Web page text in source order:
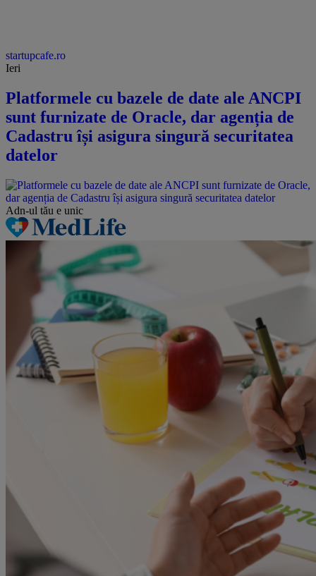
startupcafe.ro
Ieri
Platformele cu bazele de date ale ANCPI
sunt furnizate de Oracle, dar agenția de
Cadastru își asigura singură securitatea
datelor
Adn-ul tău e unic